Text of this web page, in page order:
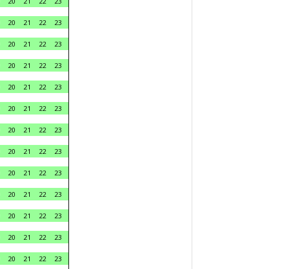
20 21 22
23
20 21 22
23
20 21 22
23
20 21 22
23
20 21 22
23
20 21 22
23
20 21 22
23
20 21 22
23
20 21 22
23
20 21 22
23
20 21 22
23
20 21 22
23